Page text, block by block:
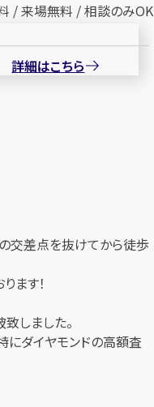
/ 来場無料 / 相談のみOK
詳細はこちら
交差点を抜けてから徒歩
ます！
しました。
にダイヤモンドの高額査